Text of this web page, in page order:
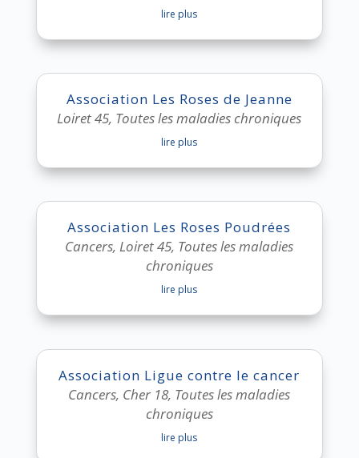
lire plus
Association Les Roses de Jeanne
Loiret 45, Toutes les maladies chroniques
lire plus
Association Les Roses Poudrées
Cancers,Loiret 45, Toutes les maladies
chroniques
lire plus
Association Ligue contre le cancer
Cancers, Cher 18, Toutes les maladies
chroniques
lire plus